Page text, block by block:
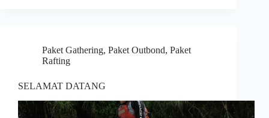
Paket Gathering, Paket Outbond, Paket
Rafting
SELAMAT DATANG